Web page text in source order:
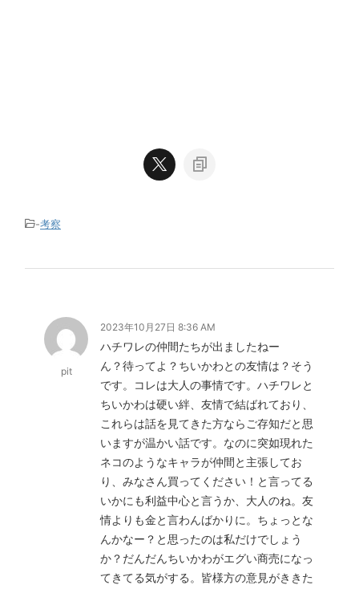
-考察
pit
2023年10月27日 8:36 AM
ハチワレの仲間たちが出ましたねー
ん？待ってよ？ちいかわとの友情は？そう
です。コレは大人の事情です。ハチワレと
ちいかわは硬い絆、友情で結ばれており、
これらは話を見てきた方ならご存知だと思
いますが温かい話です。なのに突如現れた
ネコのようなキャラが仲間と主張してお
り、みなさん買ってください！と言ってる
いかにも利益中心と言うか、大人のね。友
情よりも金と言わんばかりに。ちょっとな
んかなー？と思ったのは私だけでしょう
か？だんだんちいかわがエグい商売になっ
てきてる気がする。皆様方の意見がききた